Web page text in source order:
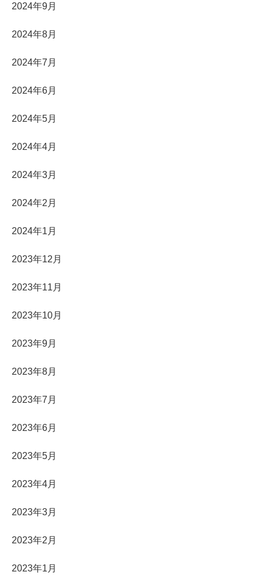
2024年9月
2024年8月
2024年7月
2024年6月
2024年5月
2024年4月
2024年3月
2024年2月
2024年1月
2023年12月
2023年11月
2023年10月
2023年9月
2023年8月
2023年7月
2023年6月
2023年5月
2023年4月
2023年3月
2023年2月
2023年1月